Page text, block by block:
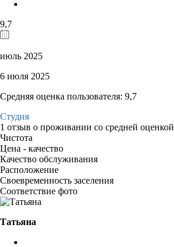
9,7
июль 2025
6 июля 2025
Средняя оценка пользователя: 9,7
Студия
1 отзыв о проживании со средней оценкой
Чистота
Цена - качество
Качество обслуживания
Расположение
Своевременность заселения
Соответствие фото
Татьяна